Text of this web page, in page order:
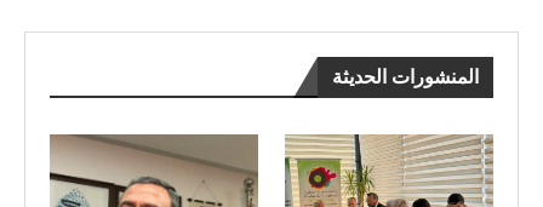
المنشورات الحديثة